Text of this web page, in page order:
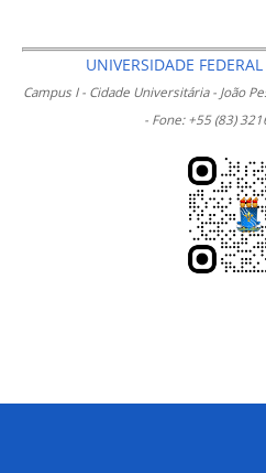
UNIVERSIDADE
Campus I - Cidade Universitária - João
- Fone: +55 (83)